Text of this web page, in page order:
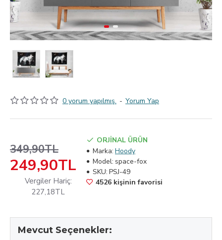
0 yorum yapılmış. - Yorum Yap
249,90TL
349,90TL
Vergiler Hariç:
227,18TL
ORJİNAL ÜRÜN
Marka: Hoody
Model: space-fox
SKU: PSJ-49
4526 kişinin favorisi
Mevcut Seçenekler: